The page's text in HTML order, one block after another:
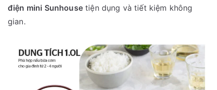
điện mini Sunhousetiện dụng và tiết kiệm không
gian.